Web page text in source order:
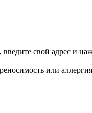
введите свой адрес и
или